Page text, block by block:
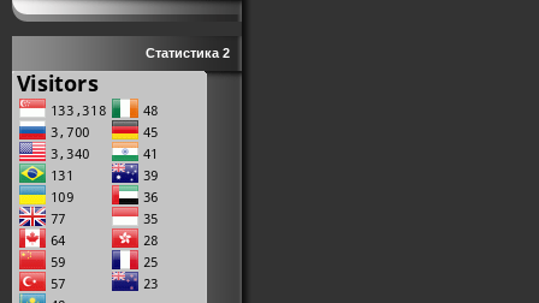
Статистика 2